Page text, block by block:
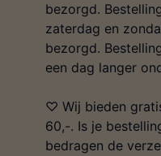
bezorgd.
zaterdag en
bezorgd.
een dag langer
♡ Wij bieden
60,-. Is je
bedragen de